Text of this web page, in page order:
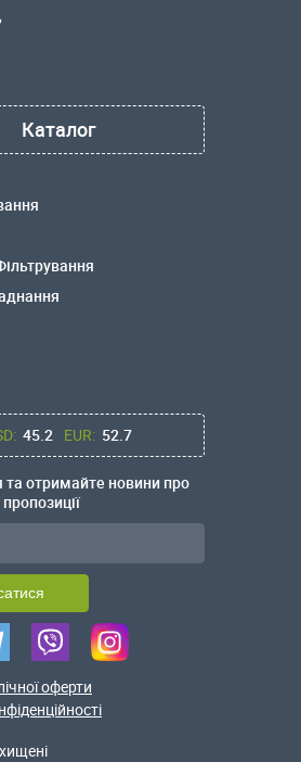
Каталог
45.2 EUR: 52.7
та отримайте новини про
пропозиції
оферти